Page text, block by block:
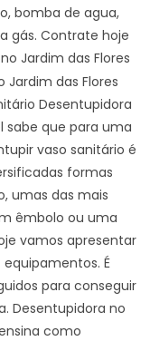
bomba de agua,
gás. Contrate hoje
Jardim das Flores
Desentupidora
sabe que para uma
vaso sanitário é
formas
umas das mais
êmbolo ou uma
vamos apresentar
É
para conseguir
Desentupidora no
ensina como